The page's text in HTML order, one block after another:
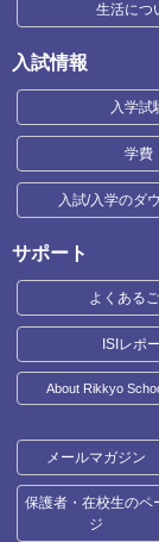
生活につ
入試情報
入学試
学費
入試/入学のダ
サポート
よくある
ISIレポ
About Rikkyo
メールマガジン
保護者・在校生のペ
ジ